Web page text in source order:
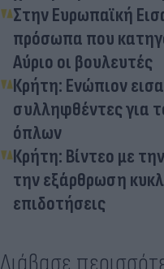
Στην Ευρωπαϊκή
πρόσωπα που
Αύριο οι βουλευτές
Κρήτη: Ενώπιον
συλληφθέντες για
όπλων
Κρήτη: Βίντεο με
την εξάρθρωση
επιδοτήσεις